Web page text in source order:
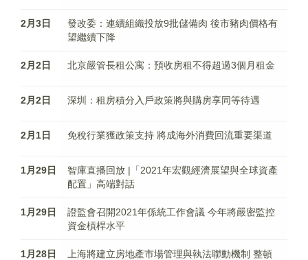
2月3日
發改委：連續組織投放9批儲備肉 後市豬肉價格有
望繼續下降
2月2日 北京嚴管長租公寓：預收房租不得超過3個月租金
2月2日 深圳：租房積分入戶政策將與購房享同等待遇
2月1日 免稅行業獲政策支持 將成海外消費回流重要渠道
1月29日
智庫直播回放 |「2021年宏觀經濟展望與全球資產
配置」高端對話
1月29日
證監會召開2021年係統工作會議 今年將嚴密監控
資金槓桿水平
1月28日
上海將建立房地產市場管理與執法聯動機制 整頓